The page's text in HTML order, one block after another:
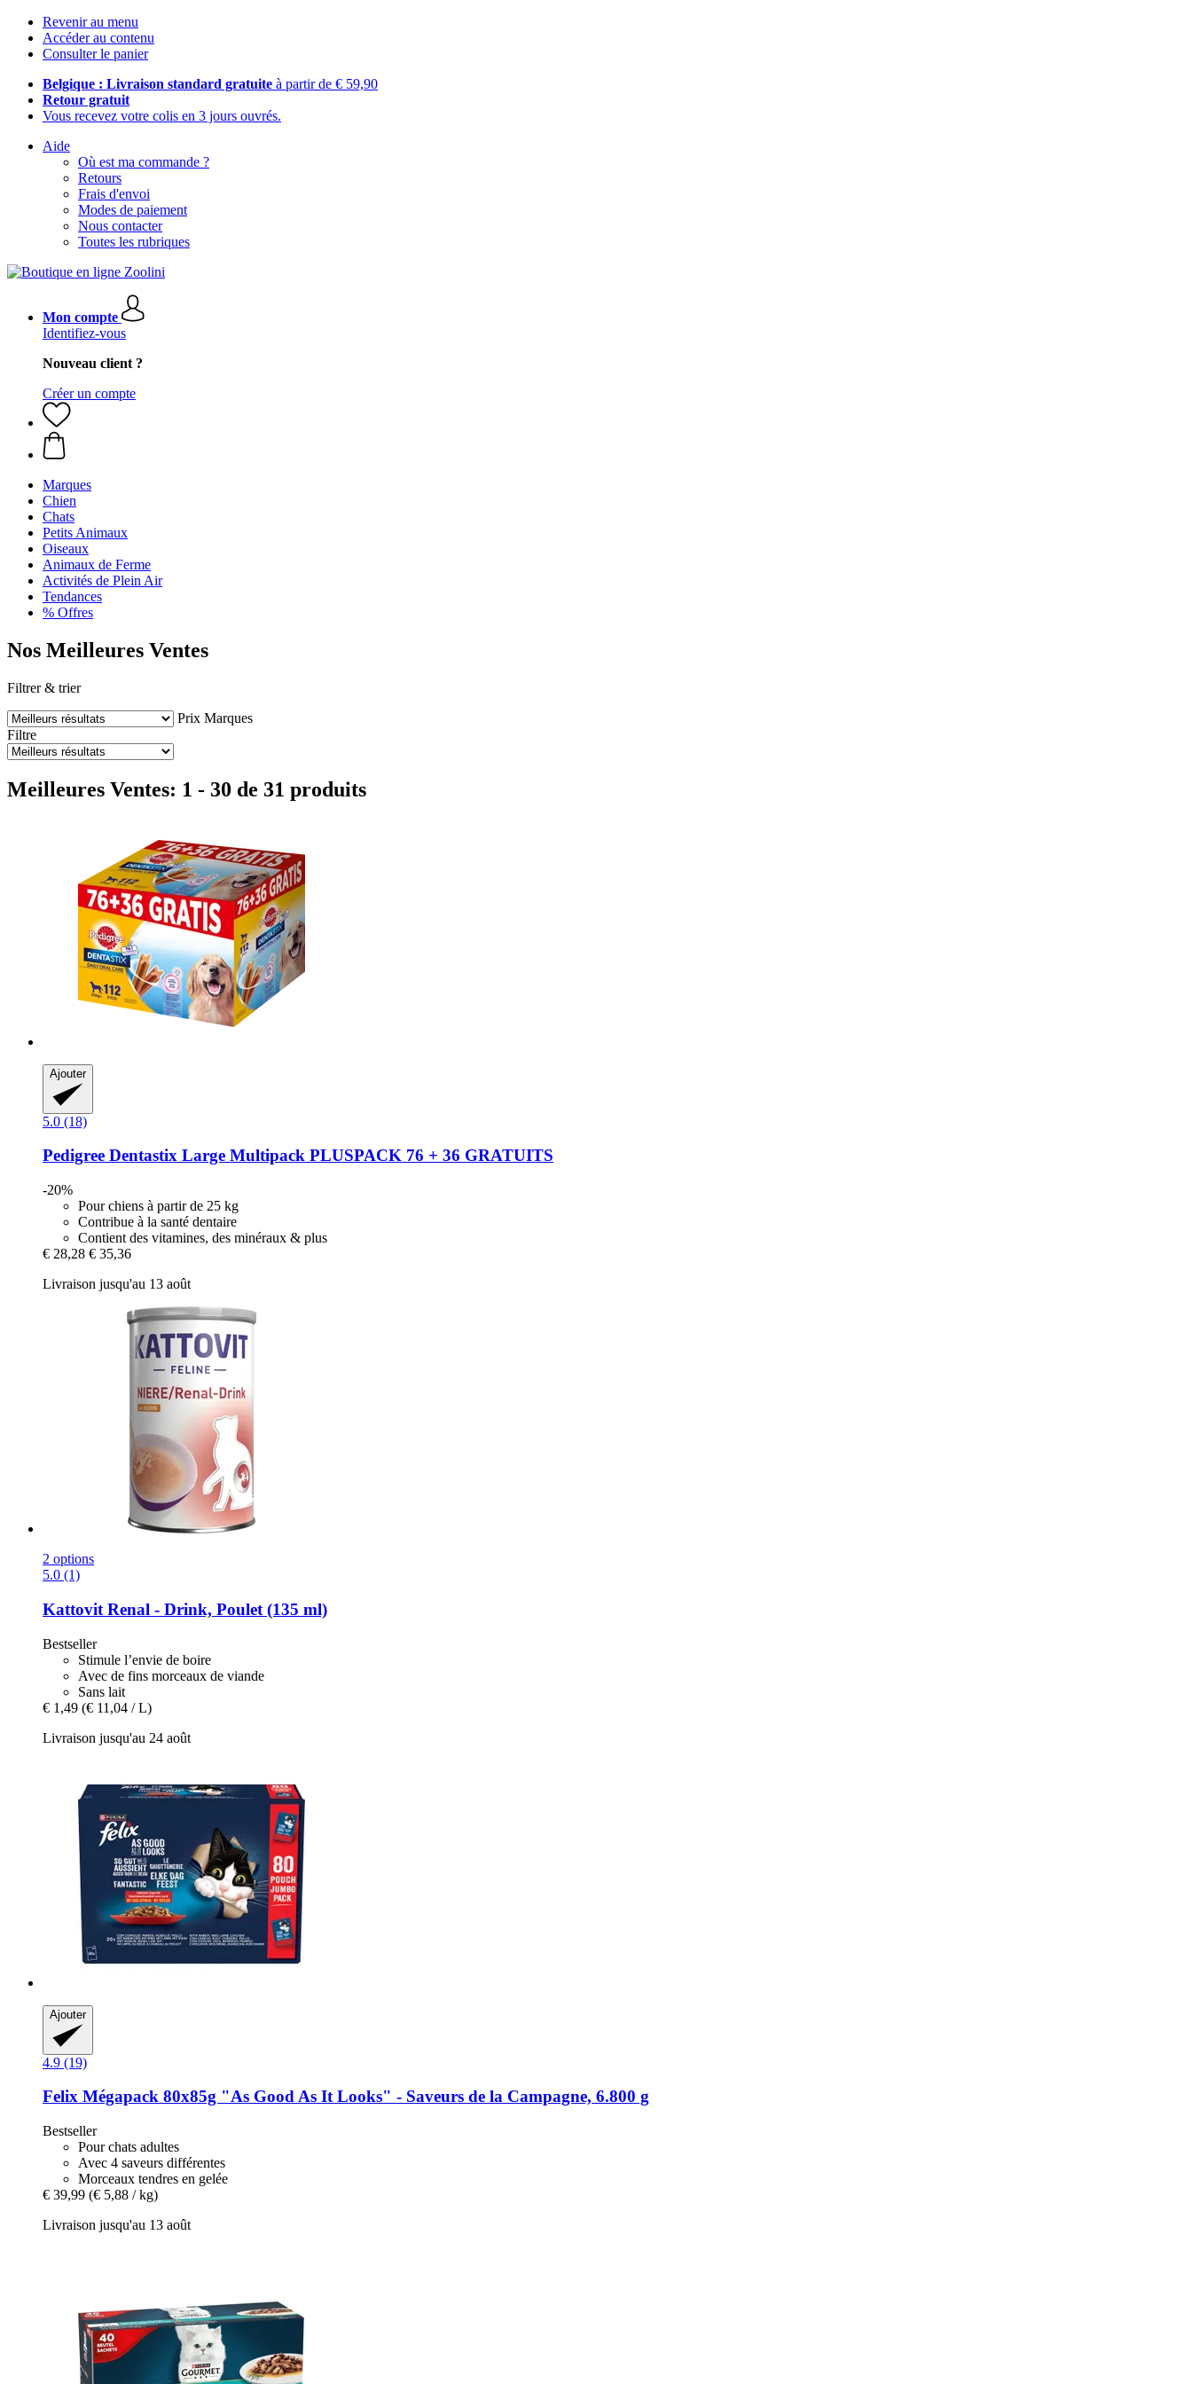
Revenir au menu
Accéder au contenu
Consulter le panier
Belgique : Livraison standard gratuite à partir de € 59,90
Retour gratuit
Vous recevez votre colis en 3 jours ouvrés.
Aide
Où est ma commande ?
Retours
Frais d'envoi
Modes de paiement
Nous contacter
Toutes les rubriques
Mon compte
Identifiez-vous
Nouveau client ?
Créer un compte
Marques
Chien
Chats
Petits Animaux
Oiseaux
Animaux de Ferme
Activités de Plein Air
Tendances
% Offres
Nos Meilleures Ventes
Filtrer & trier
Prix Marques
Filtre
Meilleures Ventes: 1 - 30 de 31 produits
Ajouter
5.0 (18)
Pedigree Dentastix Large Multipack PLUSPACK 76 + 36 GRATUITS
-20%
Pour chiens à partir de 25 kg
Contribue à la santé dentaire
Contient des vitamines, des minéraux & plus
€ 28,28 € 35,36
Livraison jusqu'au 13 août
2 options
5.0 (1)
Kattovit Renal -​ Drink, Poulet (135 ml)
Bestseller
Stimule l’envie de boire
Avec de fins morceaux de viande
Sans lait
€ 1,49 (€ 11,04 / L)
Livraison jusqu'au 24 août
Ajouter
4.9 (19)
Felix Mégapack 80x85g "As Good As It Looks" -​ Saveurs de la Campagne, 6.800 g
Bestseller
Pour chats adultes
Avec 4 saveurs différentes
Morceaux tendres en gelée
€ 39,99 (€ 5,88 / kg)
Livraison jusqu'au 13 août